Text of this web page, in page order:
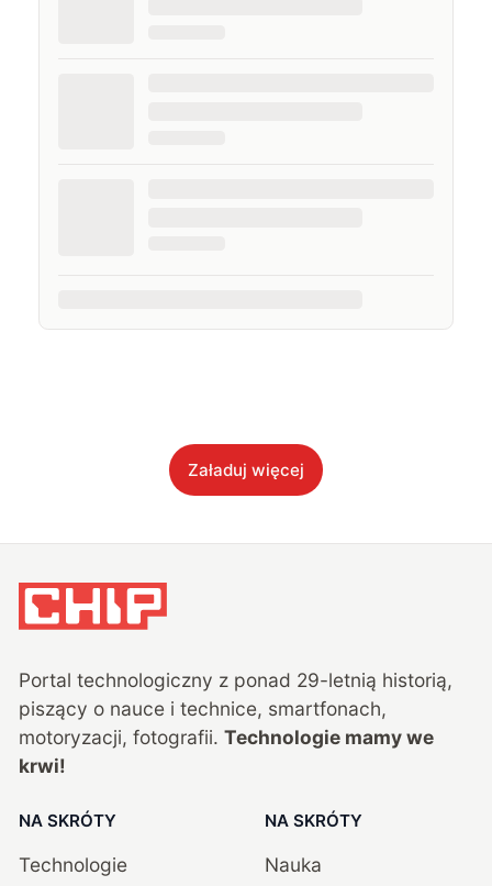
Załaduj więcej
Portal technologiczny z ponad 29-letnią historią,
piszący o nauce i technice, smartfonach,
motoryzacji, fotografii. Technologie mamy we
krwi!
NA SKRÓTY
Technologie
NA SKRÓTY
Nauka